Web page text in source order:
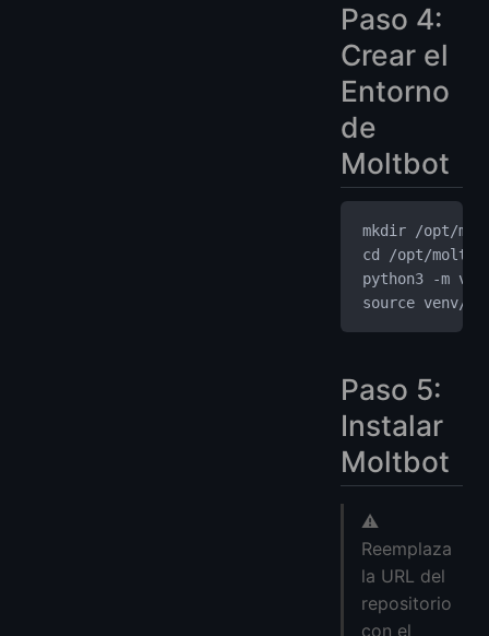
Paso 4:
Crear el
Entorno
de
Moltbot
mkdir /opt/
cd /opt/
python3 -m
source venv/
Paso 5:
Instalar
Moltbot
⚠️
Reemplaza
la URL del
repositorio
con el